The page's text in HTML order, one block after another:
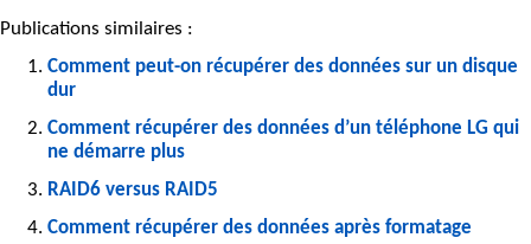
Publications similaires :
Comment peut-on récupérer des données sur un disque
dur
Comment récupérer des données d’un téléphone LG qui
ne démarre plus
RAID6 versus RAID5
Comment récupérer des données après formatage